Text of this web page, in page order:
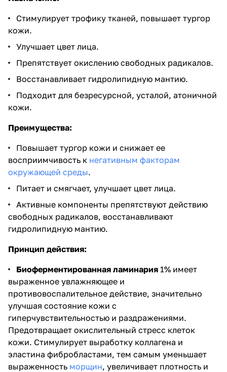
Стимулирует трофику тканей, повышает тургор
кожи.
Улучшает цвет лица.
Препятствует окислению свободных радикалов.
Восстанавливает гидролипидную мантию.
Подходит для безресурсной, усталой, атоничной
кожи.
Преимущества:
Повышает тургор кожи и снижает ее
восприимчивость к негативным факторам
окружающей среды.
Питает и смягчает, улучшает цвет лица.
Активные компоненты препятствуют действию
свободных радикалов, восстанавливают
гидролипидную мантию.
Принцип действия:
Биоферментированная ламинария 1% имеет
выраженное увлажняющее и
противовоспалительное действие, значительно
улучшая состояние кожи с
гиперчувствительностью и раздражениями.
Предотвращает окислительный стресс клеток
кожи. Стимулирует выработку коллагена и
эластина фибробластами, тем самым уменьшает
выраженность морщин, увеличивает плотность и